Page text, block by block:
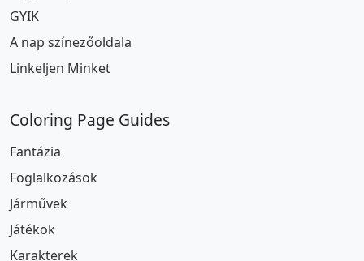
GYIK
A nap színezőoldala
Linkeljen Minket
Coloring Page Guides
Fantázia
Foglalkozások
Járművek
Játékok
Karakterek